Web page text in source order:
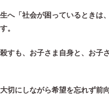
へ「社会が困っているときは
。
すも、お子さま自身と、お子
切にしながら希望を忘れず前